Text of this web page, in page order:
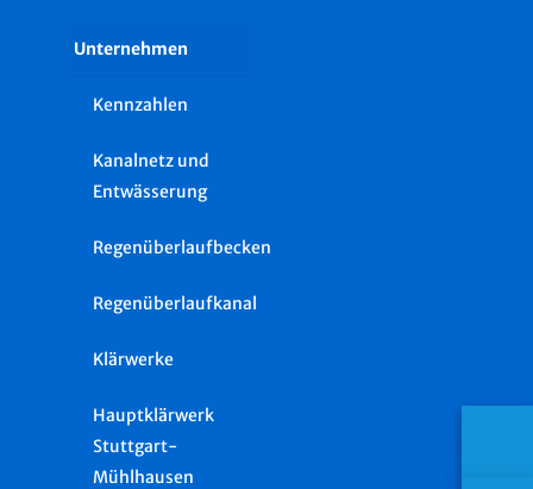
Unternehmen
Kennzahlen
Kanalnetz und
Entwässerung
Regenüberlaufbecken
Regenüberlaufkanal
Klärwerke
Hauptklärwerk
Stuttgart-
Mühlhausen